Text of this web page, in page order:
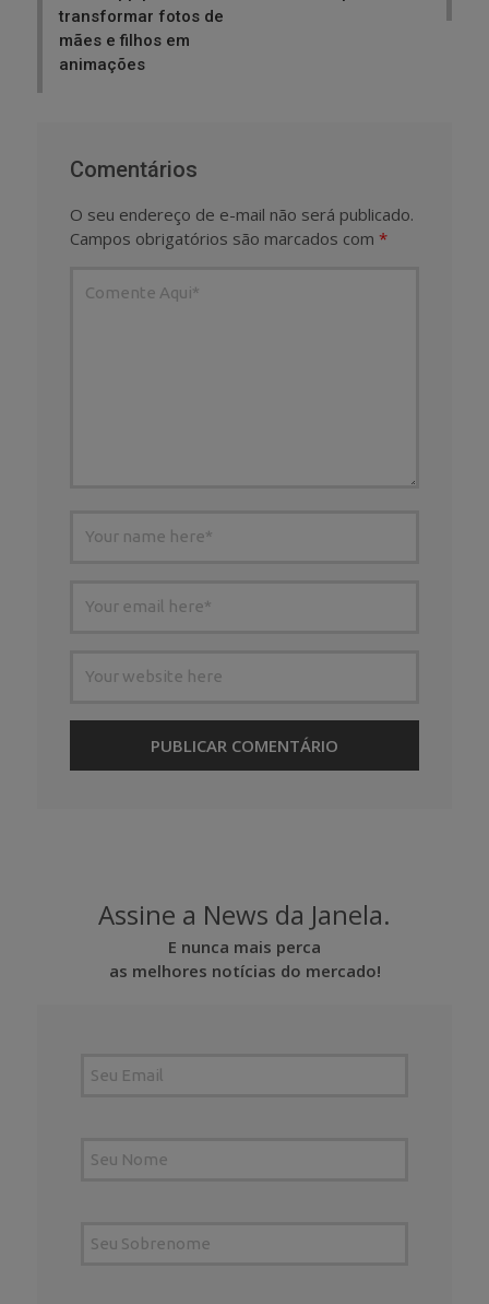
transformar fotos de
mães e filhos em
animações
Comentários
O seu endereço de e-mail não será publicado.
Campos obrigatórios são marcados com *
Assine a News da Janela.
E nunca mais perca
as melhores notícias do mercado!